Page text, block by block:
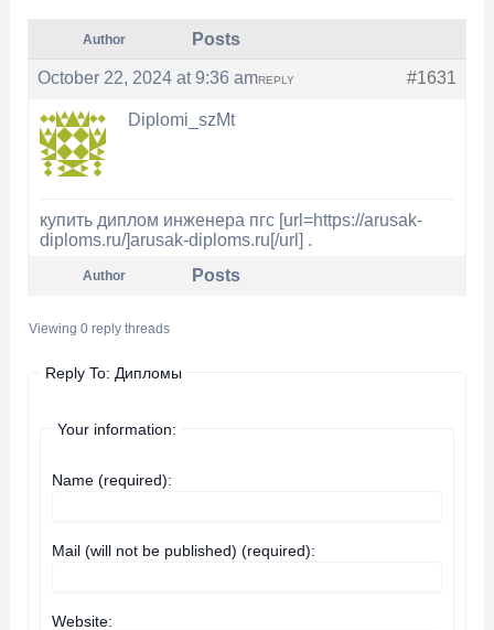
Author Posts
October 22, 2024 at 9:36 am #1631
REPLY
Diplomi_szMt
купить диплом инженера пгс [url=https://arusak-
diploms.ru/]arusak-diploms.ru[/url] .
Author Posts
Viewing 0 reply threads
Reply To: Дипломы
Your information:
Name (required):
Mail (will not be published) (required):
Website: